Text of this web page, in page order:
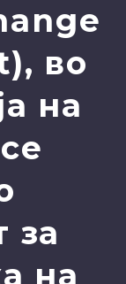
во
на
за
на